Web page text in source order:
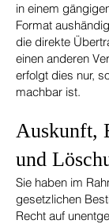
in einem
Format
die direkte
einen anderen
erfolgt dies nur,
machbar ist.
Auskunft,
und
Sie haben im
gesetzlichen
Recht auf